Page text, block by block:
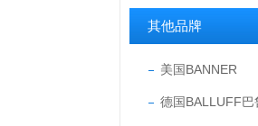
其他品牌
美国BANNER
德国BALLUFF巴